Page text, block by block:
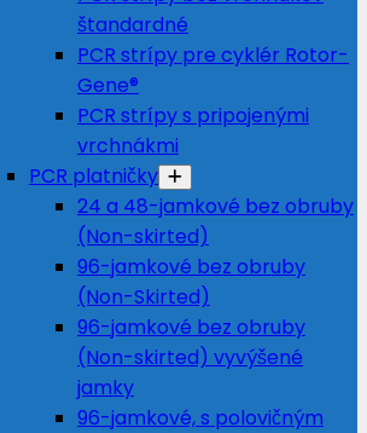
štandardné
PCR strípy pre cyklér Rotor-
Gene®
PCR strípy s pripojenými
vrchnákmi
PCR platničky
24 a 48-jamkové bez obruby
(Non-skirted)
96-jamkové bez obruby
(Non-Skirted)
96-jamkové bez obruby
(Non-skirted) vyvýšené
jamky
96-jamkové, s polovičným